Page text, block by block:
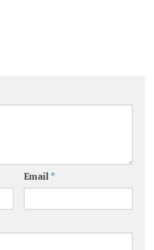
Email *